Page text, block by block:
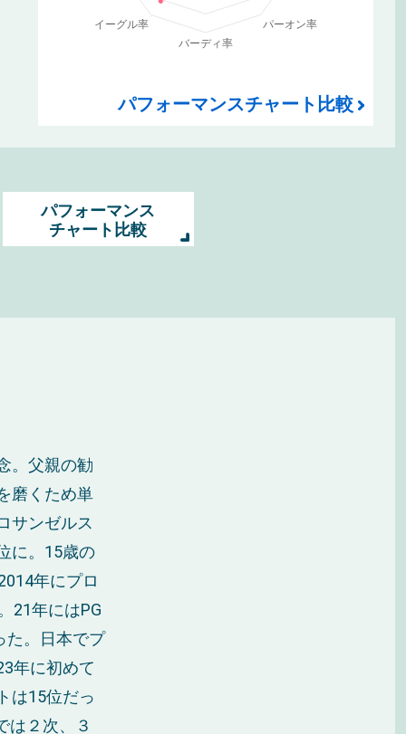
パフォーマンスチャート比較
パフォーマンス
チャート比較
。父親の勧
磨くため単
サンゼルス
に。15歳の
年にプロ
21年にはPG
た。日本でプ
年に初めて
は15位だっ
は２次、３